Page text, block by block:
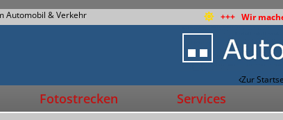
Automobil & Verkehr +++ Wir
Zur
Fotostrecken Services